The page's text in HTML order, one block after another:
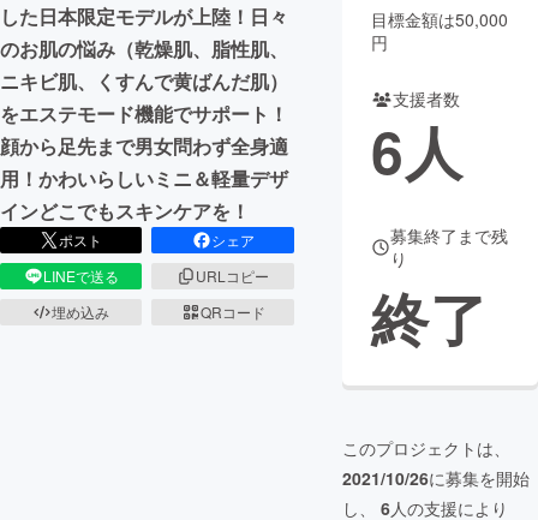
CAMPFIREふるさと納税machi-ya コミュニティ
した日本限定モデルが上陸！日々
のお肌の悩み（乾燥肌、脂性肌、
ニキビ肌、くすんで黄ばんだ肌）
をエステモード機能でサポート！
顔から足先まで男女問わず全身適
用！かわいらしいミニ＆軽量デザ
インどこでもスキンケアを！
ポスト
シェア
LINEで送る
URLコピー
埋め込み
QRコード
目標金額は50,000
円
支援者数
6人
募集終了まで残
り
終了
このプロジェクトは、
2021/10/26に募集を開始
し、 6人の支援により